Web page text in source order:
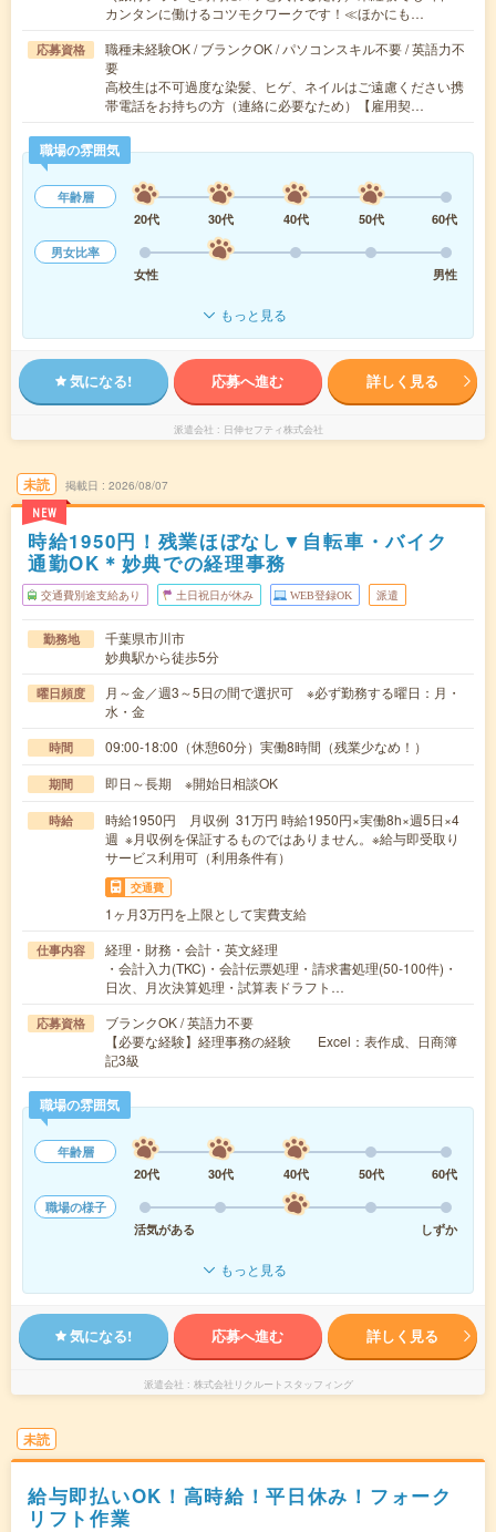
カンタンに働けるコツモクワークです！≪ほかにも…
応募資格
職種未経験OK / ブランクOK / パソコンスキル不要 / 英語力不
要
高校生は不可過度な染髪、ヒゲ、ネイルはご遠慮ください携
帯電話をお持ちの方（連絡に必要なため）【雇用契…
職場の雰囲気
年齢層
20代
30代 40代 50代
60代
男女比率
女性
男性
もっと見る
気になる! 応募へ進む 詳しく見る
派遣会社 日伸セフティ株式会社
未読
NEW
掲載日 2026/08/07
時給1950円！残業ほぼなし▼自転車・バイク
通勤OK＊妙典での経理事務
交通費別途支給あり 土日祝日が休み WEB登録OK 派遣
勤務地
千葉県市川市
妙典駅から徒歩5分
曜日頻度
月～金／週3～5日の間で選択可 ※必ず勤務する曜日：月・
水・金
時間 09:00-18:00（休憩60分）実働8時間（残業少なめ！）
期間 即日～長期 ※開始日相談OK
時給
時給1950円 月収例 31万円 時給1950円×実働8h×週5日×4
週 ※月収例を保証するものではありません。※給与即受取り
サービス利用可（利用条件有）
交通費
1ヶ月3万円を上限として実費支給
仕事内容
経理・財務・会計・英文経理
・会計入力(TKC)・会計伝票処理・請求書処理(50-100件)・
日次、月次決算処理・試算表ドラフト…
応募資格
ブランクOK / 英語力不要
【必要な経験】経理事務の経験 Excel：表作成、日商簿
記3級
職場の雰囲気
年齢層
20代
30代 40代 50代
60代
職場の様子
活気がある
しずか
もっと見る
気になる! 応募へ進む 詳しく見る
派遣会社 株式会社リクルートスタッフィング
未読
給与即払いOK！高時給！平日休み！フォーク
リフト作業